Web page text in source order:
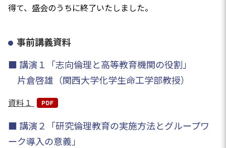
得て、盛会のうちに終了いたしました。
事前講義資料
■ 講演１「志向倫理と高等教育機関の役割」
片倉啓雄（関西大学化学生命工学部教授）
資料１
■ 講演２「研究倫理教育の実施方法とグループワ
ーク導入の意義」